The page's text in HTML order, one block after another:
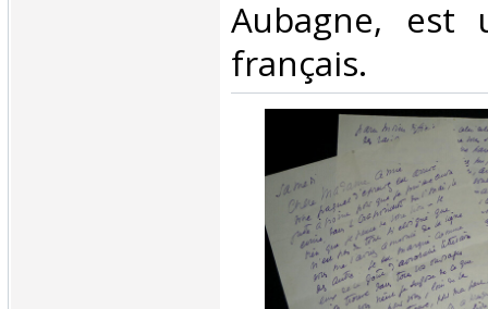
Aubagne, est
français.‎